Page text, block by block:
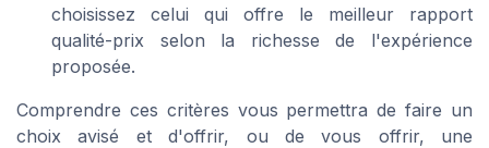
choisissez celui qui offre le meilleur rapport
qualité-prix selon la richesse de l'expérience
proposée.
Comprendre ces critères vous permettra de faire un
choix avisé et d'offrir, ou de vous offrir, une